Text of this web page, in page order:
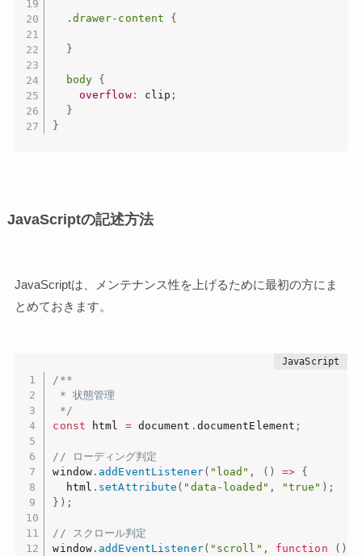
.drawer-content {
}
body {
overflow: clip ;
}
}
JavaScriptの記述方法
JavaScriptは、メンテナンス性を上げるために最初の方にま
とめておきます。
/**
* 状態管理
*/
const html = document . documentElement ;
// ローディング判定
window . addEventListener( "load" , ( ) => {
  html
. setAttribute ( "data-loaded" , "true" ) ;
} ) ;
// スクロール判定
window . addEventListener( "scroll" , function ( )